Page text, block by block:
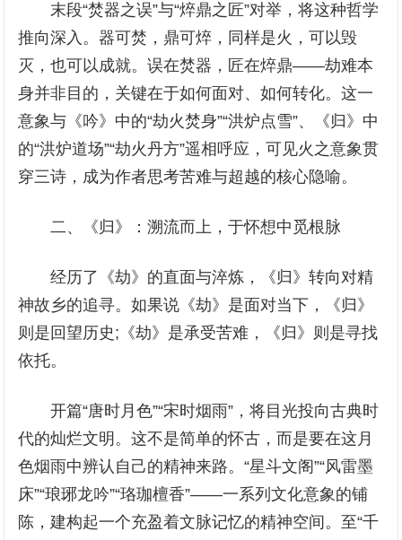
末段“焚器之误”与“焠鼎之匠”对举，将这种哲学
推向深入。器可焚，鼎可焠，同样是火，可以毁
灭，也可以成就。误在焚器，匠在焠鼎——劫难本
身并非目的，关键在于如何面对、如何转化。这一
意象与《吟》中的“劫火焚身”“洪炉点雪”、《归》中
的“洪炉道场”“劫火丹方”遥相呼应，可见火之意象贯
穿三诗，成为作者思考苦难与超越的核心隐喻。
二、《归》：溯流而上，于怀想中觅根脉
经历了《劫》的直面与淬炼，《归》转向对精
神故乡的追寻。如果说《劫》是面对当下，《归》
则是回望历史;《劫》是承受苦难，《归》则是寻找
依托。
开篇“唐时月色”“宋时烟雨”，将目光投向古典时
代的灿烂文明。这不是简单的怀古，而是要在这月
色烟雨中辨认自己的精神来路。“星斗文阁”“风雷墨
床”“琅琊龙吟”“珞珈檀香”——一系列文化意象的铺
陈，建构起一个充盈着文脉记忆的精神空间。至“千